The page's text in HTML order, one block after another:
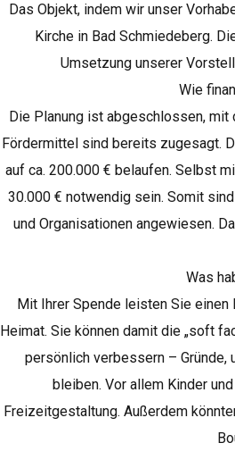
Das Objekt, indem wir unser
Kirche in Bad Schmiedeberg.
Umsetzung unserer
Wie
Die Planung ist abgeschlossen,
Fördermittel sind bereits zugesagt.
auf ca. 200.000 € belaufen. Selbst
30.000 € notwendig sein. Somit
und Organisationen angewiesen.
Was
Mit Ihrer Spende leisten Sie einen
Heimat. Sie können damit die „soft
persönlich verbessern – Gründe,
bleiben. Vor allem Kinder
Freizeitgestaltung. Außerdem